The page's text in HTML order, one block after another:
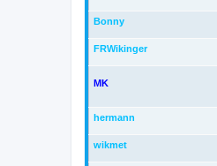
Bonny
FRWikinger
MK
hermann
wikmet